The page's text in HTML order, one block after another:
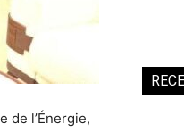
de l’Énergie,